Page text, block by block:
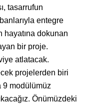
tasarrufun
entegre
hayatına dokunan
bir proje.
atlatacak.
projelerden biri
9 modülümüz
Önümüzdeki